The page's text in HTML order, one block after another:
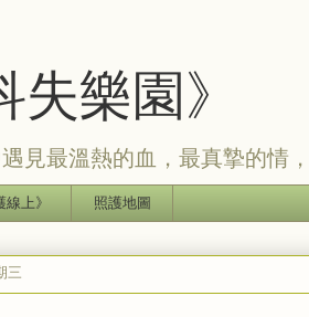
失樂園》
見最溫熱的血，最真摯的情
線上》 照護地圖
三